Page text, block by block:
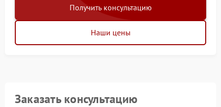
Получить консультацию
Наши цены
Заказать консультацию